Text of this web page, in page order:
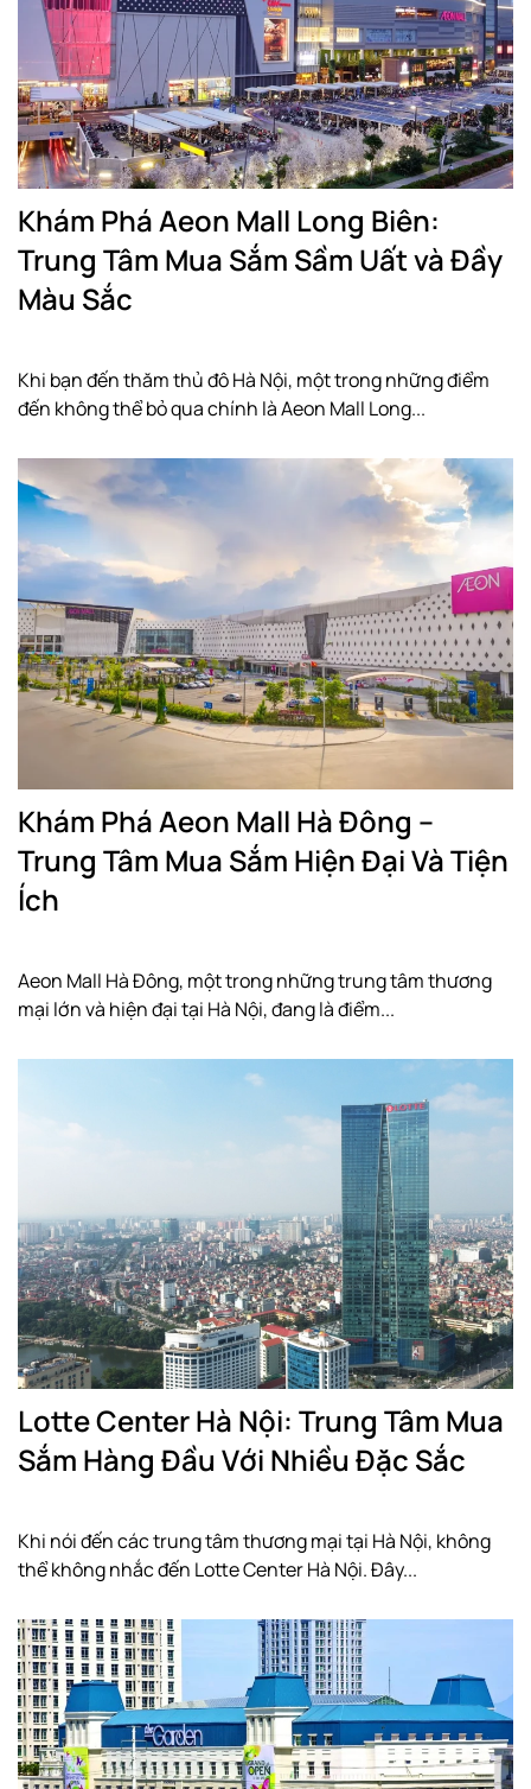
Khám Phá Aeon Mall Long Biên:
Trung Tâm Mua Sắm Sầm Uất và Đầy
Màu Sắc
Khi bạn đến thăm thủ đô Hà Nội, một trong những điểm
đến không thể bỏ qua chính là Aeon Mall Long...
Khám Phá Aeon Mall Hà Đông –
Trung Tâm Mua Sắm Hiện Đại Và Tiện
Ích
Aeon Mall Hà Đông, một trong những trung tâm thương
mại lớn và hiện đại tại Hà Nội, đang là điểm...
Lotte Center Hà Nội: Trung Tâm Mua
Sắm Hàng Đầu Với Nhiều Đặc Sắc
Khi nói đến các trung tâm thương mại tại Hà Nội, không
thể không nhắc đến Lotte Center Hà Nội. Đây...